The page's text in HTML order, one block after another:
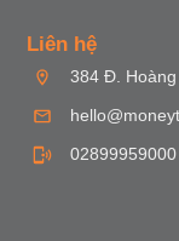
Liên hệ
384 Đ.
02899959000